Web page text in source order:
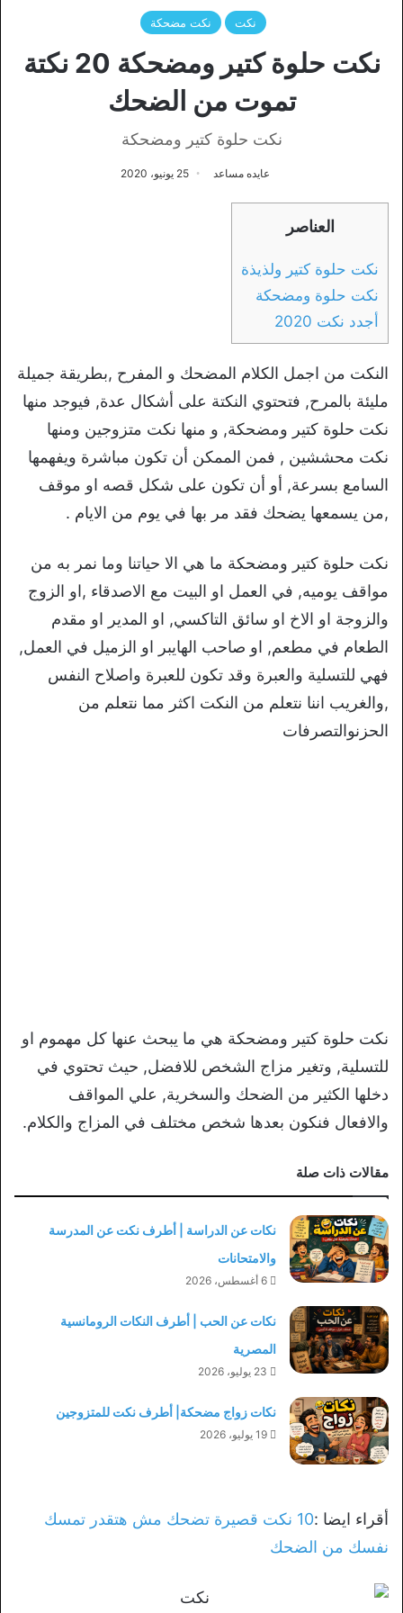
نكت نكت مضحكة
نكت حلوة كتير ومضحكة 20 نكتة
تموت من الضحك
نكت حلوة كتير ومضحكة
عايده مساعد 25 يونيو، 2020
العناصر
نكت حلوة كتير ولذيذة
نكت حلوة ومضحكة
أجدد نكت 2020
النكت من اجمل الكلام المضحك و المفرح ,بطريقة جميلة
مليئة بالمرح, فتحتوي النكتة على أشكال عدة, فيوجد منها
نكت حلوة كتير ومضحكة, و منها نكت متزوجين ومنها
نكت محششين , فمن الممكن أن تكون مباشرة ويفهمها
السامع بسرعة, أو أن تكون على شكل قصه او موقف
,من يسمعها يضحك فقد مر بها في يوم من الايام .
نكت حلوة كتير ومضحكة ما هي الا حياتنا وما نمر به من
مواقف يوميه, في العمل او البيت مع الاصدقاء ,او الزوج
والزوجة او الاخ او سائق التاكسي, او المدير او مقدم
الطعام في مطعم, او صاحب الهايبر او الزميل في العمل,
فهي للتسلية والعبرة وقد تكون للعبرة واصلاح النفس
,والغريب اننا نتعلم من النكت اكثر مما نتعلم من
الحزنوالتصرفات
نكت حلوة كتير ومضحكة هي ما يبحث عنها كل مهموم او
للتسلية, وتغير مزاج الشخص للافضل, حيث تحتوي في
دخلها الكثير من الضحك والسخرية, علي المواقف
والافعال فنكون بعدها شخص مختلف في المزاج والكلام.
مقالات ذات صلة
نكات عن الدراسة | أطرف نكت عن المدرسة
والامتحانات
6 أغسطس، 2026
نكات عن الحب | أطرف النكات الرومانسية
المصرية
23 يوليو، 2026
نكات زواج مضحكة| أطرف نكت للمتزوجين
19 يوليو، 2026
أقراء ايضا :
10 نكت قصيرة تضحك مش هتقدر تمسك
نفسك من الضحك